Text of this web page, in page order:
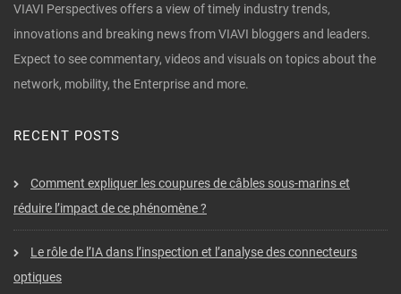
VIAVI Perspectives offers a view of timely industry trends,
innovations and breaking news from VIAVI bloggers and leaders.
Expect to see commentary, videos and visuals on topics about the
network, mobility, the Enterprise and more.
RECENT POSTS
Comment expliquer les coupures de câbles sous-marins et
réduire l’impact de ce phénomène ?
Le rôle de l’IA dans l’inspection et l’analyse des connecteurs
optiques